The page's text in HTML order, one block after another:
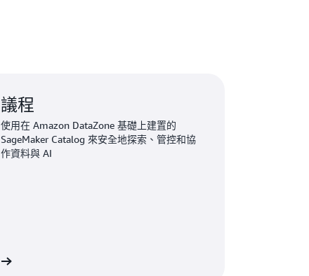
議程
使用在 Amazon DataZone 基礎上建置的
SageMaker Catalog 來安全地探索、管控和協
作資料與 AI